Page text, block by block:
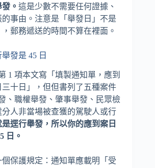
。 這是少數不需要任何證據、
事由。注意是「舉發日」不是
，郵務遞送的時間不算在裡面。
發是 45 日
1 項本文寫「填製通知單，應到
十日」，但但書列了五種案件
、職權舉發、肇事舉發、民眾檢
人非當場被查獲的駕駛人或行
逕行舉發，所以你的應到案日
日。
個保護規定：通知單應載明「受